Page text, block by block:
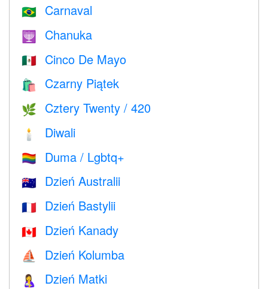
🇧🇷 Carnaval
🕎 Chanuka
🇲🇽 Cinco De Mayo
🛍 Czarny Piątek
🌿 Cztery Twenty / 420
🕯 Diwali
🏳️‍🌈 Duma / Lgbtq+
🇦🇺 Dzień Australii
🇫🇷 Dzień Bastylii
🇨🇦 Dzień Kanady
⛵️ Dzień Kolumba
🤱 Dzień Matki